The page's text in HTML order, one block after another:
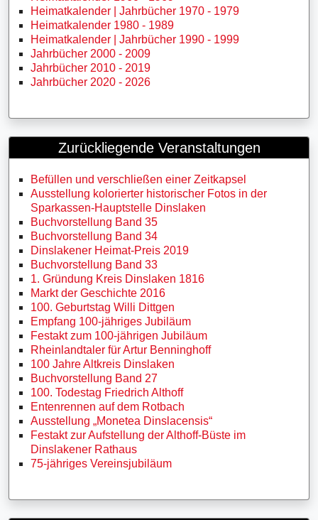
Heimatkalender | Jahrbücher 1970 - 1979
Heimatkalender 1980 - 1989
Heimatkalender | Jahrbücher 1990 - 1999
Jahrbücher 2000 - 2009
Jahrbücher 2010 - 2019
Jahrbücher 2020 - 2026
Zurückliegende Veranstaltungen
Befüllen und verschließen einer Zeitkapsel
Ausstellung kolorierter historischer Fotos in der
Sparkassen-Hauptstelle Dinslaken
Buchvorstellung Band 35
Buchvorstellung Band 34
Dinslakener Heimat-Preis 2019
Buchvorstellung Band 33
1. Gründung Kreis Dinslaken 1816
Markt der Geschichte 2016
100. Geburtstag Willi Dittgen
Empfang 100-jähriges Jubiläum
Festakt zum 100-jährigen Jubiläum
Rheinlandtaler für Artur Benninghoff
100 Jahre Altkreis Dinslaken
Buchvorstellung Band 27
100. Todestag Friedrich Althoff
Entenrennen auf dem Rotbach
Ausstellung „Monetea Dinslacensis“
Festakt zur Aufstellung der Althoff-Büste im
Dinslakener Rathaus
75-jähriges Vereinsjubiläum